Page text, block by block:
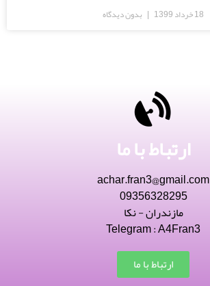
18 خرداد 1399
بدون دیدگاه
ارتباط با ما
achar.fran3@gmail.com
09356328295
مازندران - نکا
Telegram : A4Fran3
ارتباط با ما